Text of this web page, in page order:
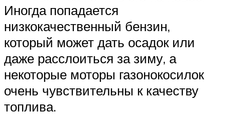
Иногда попадается
низкокачественный бензин,
который может дать осадок или
даже расслоиться за зиму, а
некоторые моторы газонокосилок
очень чувствительны к качеству
топлива.